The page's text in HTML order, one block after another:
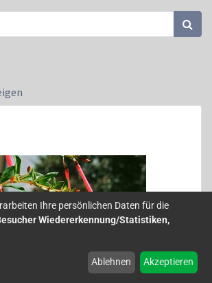
Ihre persönlichen Daten für die
Wiedererkennung/Statistiken,
Ablehnen Akzeptieren